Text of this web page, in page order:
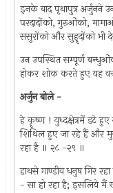
इनके बाद पृथापुत्र अर्जुनने
परदादोंको, गुरुओंको,
ससुरोंको और सुहॄदोंको भी
उन उपस्थित सम्पूर्ण
होकर शोक करते हुए यह
अर्जुन बोले -
हे कॄष्ण ! युध्दक्षेत्रमें डटे
शिथिल हुए जा रहे हैं और
रहा है ॥ २८ -२९ ॥
हाथसे गाण्डीव धनुष गिर
- सा हो रहा है; इसलिये मैं